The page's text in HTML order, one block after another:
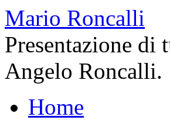
Mario Roncalli
Presentazione
Angelo Roncalli.
Home